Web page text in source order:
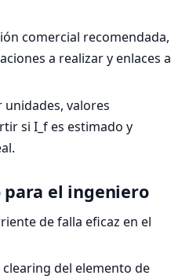
comercial recomendada,
a realizar y enlaces a
valores
si I_f es estimado y
para el ingeniero
de falla eficaz en el
del elemento de